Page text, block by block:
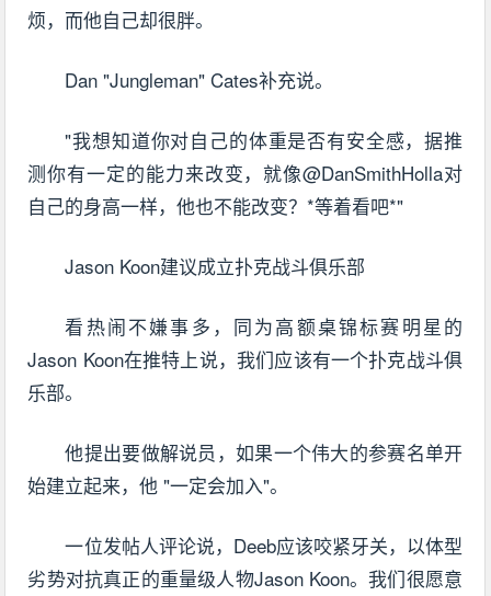
烦，而他自己却很胖。
Dan "Jungleman" Cates补充说。
"我想知道你对自己的体重是否有安全感，据推
测你有一定的能力来改变，就像@DanSmithHolla对
自己的身高一样，他也不能改变？*等着看吧*"
Jason Koon建议成立扑克战斗俱乐部
看热闹不嫌事多，同为高额桌锦标赛明星的
Jason Koon在推特上说，我们应该有一个扑克战斗俱
乐部。
他提出要做解说员，如果一个伟大的参赛名单开
始建立起来，他 "一定会加入"。
一位发帖人评论说，Deeb应该咬紧牙关，以体型
劣势对抗真正的重量级人物Jason Koon。我们很愿意